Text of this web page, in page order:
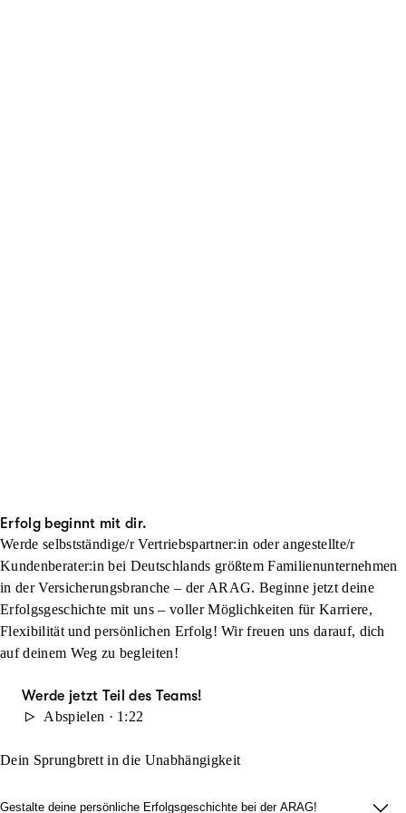
Erfolg beginnt mit dir.
Werde selbstständige/r Vertriebspartner:in oder angestellte/r
Kundenberater:in bei Deutschlands größtem Familienunternehmen
in der Versicherungsbranche – der ARAG. Beginne jetzt deine
Erfolgsgeschichte mit uns – voller Möglichkeiten für Karriere,
Flexibilität und persönlichen Erfolg! Wir freuen uns darauf, dich
auf deinem Weg zu begleiten!
Werde jetzt Teil des Teams!
Abspielen · 1:22
Dein Sprungbrett in die Unabhängigkeit
Gestalte deine persönliche Erfolgsgeschichte bei der ARAG!